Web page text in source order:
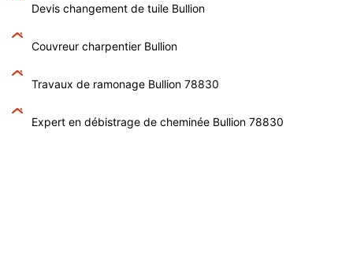
Devis changement de tuile Bullion
Couvreur charpentier Bullion
Travaux de ramonage Bullion 78830
Expert en débistrage de cheminée Bullion 78830